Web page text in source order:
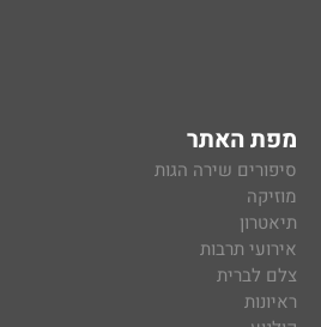
מפת האתר
סיפורים שירה הגות
מוזיקה
תיאטרון
אירועי תרבות
צלם לברית
ראיונות